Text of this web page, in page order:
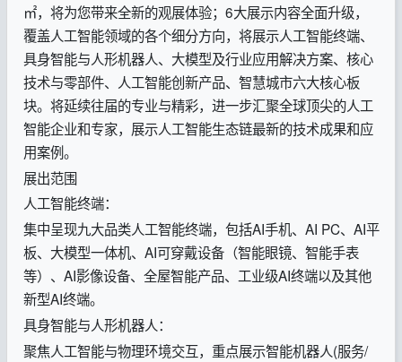
㎡，将为您带来全新的观展体验；6大展示内容全面升级，
覆盖人工智能领域的各个细分方向，将展示人工智能终端、
具身智能与人形机器人、大模型及行业应用解决方案、核心
技术与零部件、人工智能创新产品、智慧城市六大核心板
块。将延续往届的专业与精彩，进一步汇聚全球顶尖的人工
智能企业和专家，展示人工智能生态链最新的技术成果和应
用案例。
展出范围
人工智能终端：
集中呈现九大品类人工智能终端，包括AI手机、AI PC、AI平
板、大模型一体机、AI可穿戴设备（智能眼镜、智能手表
等）、AI影像设备、全屋智能产品、工业级AI终端以及其他
新型AI终端。
具身智能与人形机器人：
聚焦人工智能与物理环境交互，重点展示智能机器人(服务/